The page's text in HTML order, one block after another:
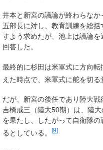
井本と新宮の議論が終わらな
五部長に対し、教育訓練を総
すよう求めたが、池上は議論
回答した。
最終的に杉田は米軍式に方向
えた時点で、米軍式に舵を切る
だが、新宮の後任であり陸大
吉橋戒三（陸大50期）は、陸
を果たし、したがって自衛隊
るとしている。
[9]